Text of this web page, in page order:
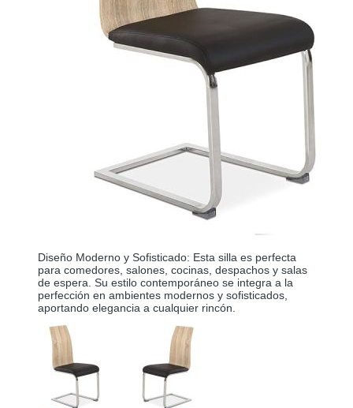
Diseño Moderno y Sofisticado: Esta silla es perfecta
para comedores, salones, cocinas, despachos y salas
de espera. Su estilo contemporáneo se integra a la
perfección en ambientes modernos y sofisticados,
aportando elegancia a cualquier rincón.